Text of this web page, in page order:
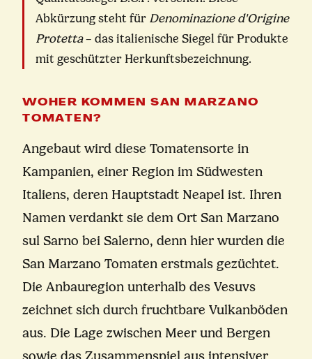
Abkürzung steht für Denominazione d'Origine
Protetta– das italienische Siegel für Produkte
mit geschützter Herkunftsbezeichnung.
WOHER KOMMEN SAN MARZANO
TOMATEN?
Angebaut wird diese Tomatensorte in
Kampanien, einer Region im Südwesten
Italiens, deren Hauptstadt Neapel ist. Ihren
Namen verdankt sie dem Ort San Marzano
sul Sarno bei Salerno, denn hier wurden die
San Marzano Tomaten erstmals gezüchtet.
Die Anbauregion unterhalb des Vesuvs
zeichnet sich durch fruchtbare Vulkanböden
aus. Die Lage zwischen Meer und Bergen